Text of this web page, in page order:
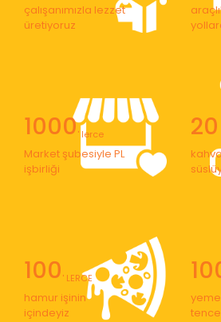
çalışanımızla lezzet
üretiyoruz
1000' lerce
Market şubesiyle PL
işbirliği
100' LERCE
hamur işinin
içindeyiz